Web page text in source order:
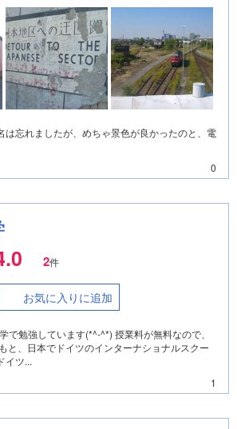
は忘れましたが、めちゃ景色が良かったのと、電
0
2件
お気に入りに追加
で勉強しています(*^-^*) 授業料が無料なので、
と、日本でドイツのインターナショナルスクー
イツ...
1